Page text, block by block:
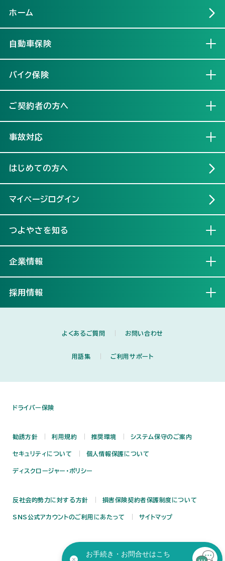
ホーム
自動車保険
バイク保険
ご契約者の方へ
事故対応
はじめての方へ
マイページログイン
つよやさを知る
企業情報
採用情報
よくあるご質問 お問い合わせ
用語集 ご利用サポート
ドライバー保険
勧誘方針 利用規約 推奨環境 システム保守のご案内
セキュリティについて 個人情報保護について
ディスクロージャー・ポリシー
反社会的勢力に対する方針 損害保険契約者保護制度について
SNS公式アカウントのご利用にあたって サイトマップ
お手続き・お問合せはこち